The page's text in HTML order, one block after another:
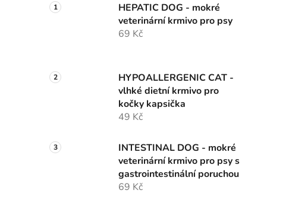
HEPATIC DOG - mokré
veterinární krmivo pro psy
69 Kč
HYPOALLERGENIC CAT -
vlhké dietní krmivo pro
kočky kapsička
49 Kč
INTESTINAL DOG - mokré
veterinární krmivo pro psy s
gastrointestinální poruchou
69 Kč